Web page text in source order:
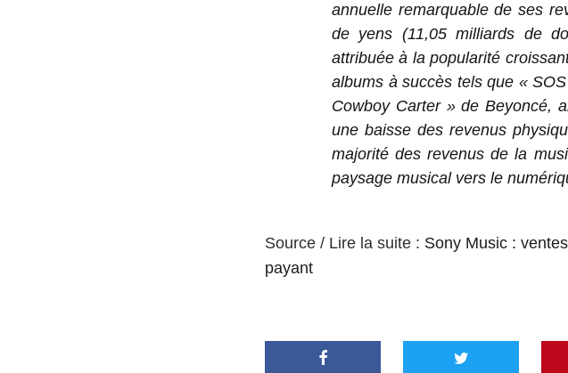
annuelle remarquable de ses
de yens (11,05 milliards de
attribuée à la popularité
albums à succès tels que «
Cowboy Carter » de Beyoncé,
une baisse des revenus
majorité des revenus de la
paysage musical vers le
Source / Lire la suite : Sony Music :
payant